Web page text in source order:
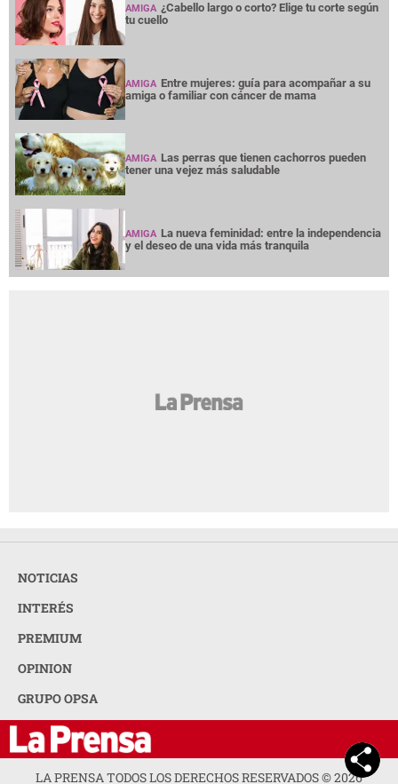
AMIGA ¿Cabello largo o corto? Elige tu corte según
tu cuello
AMIGA Entre mujeres: guía para acompañar a su
amiga o familiar con cáncer de mama
AMIGA Las perras que tienen cachorros pueden
tener una vejez más saludable
AMIGA La nueva feminidad: entre la independencia
y el deseo de una vida más tranquila
NOTICIAS
INTERÉS
PREMIUM
OPINION
GRUPO OPSA
LA PRENSA TODOS LOS DERECHOS RESERVADOS ©2026